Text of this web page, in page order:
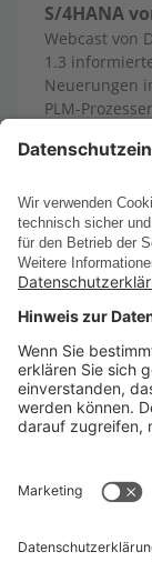
S/4HANA
Webcast von
1.3
Neuerungen
PLM-
13.10.2025